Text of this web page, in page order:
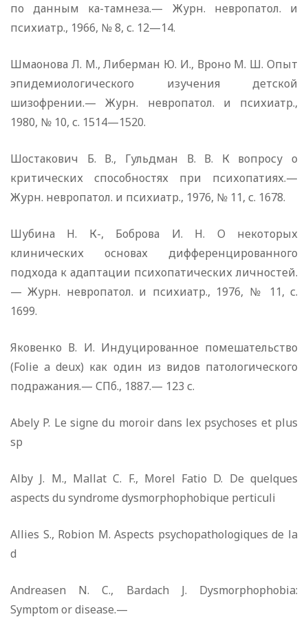
по данным ка-тамнеза.— Журн. невропатол. и
психиатр., 1966, № 8, с. 12—14.
Шмаонова Л. М., Либерман Ю. И., Вроно М. Ш. Опыт
эпидемиологического изучения детской
шизофрении.— Журн. невропатол. и психиатр.,
1980, № 10, с. 1514—1520.
Шостакович Б. В., Гульдман В. В. К вопросу о
критических способностях при психопатиях.—
Журн. невропатол. и психиатр., 1976, № 11, с. 1678.
Шубина Н. К-, Боброва И. Н. О некоторых
клинических основах дифференцированного
подхода к адаптации психопатических личностей.
— Журн. невропатол. и психиатр., 1976, № 11, с.
1699.
Яковенко В. И. Индуцированное помешательство
(Folie a deux) как один из видов патологического
подражания.— СПб., 1887.— 123 с.
Abely P. Le signe du moroir dans lex psychoses et plus
sp
Alby J. M., Mallat C. F., Morel Fatio D. De quelques
aspects du syndrome dysmorphophobique perticuli
Allies S., Robion M. Aspects psychopathologiques de la
d
Andreasen N. C., Bardach J. Dysmorphophobia:
Symptom or disease.—